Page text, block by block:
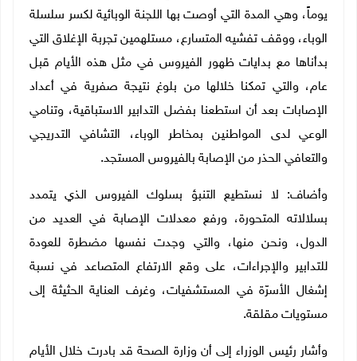
يوماً، وهي المدة التي أوصت بها اللجنة الوبائية لكسر سلسلة
الوباء، ووقف تفشيه المتسارع، مستلهمين تجربة الإغلاق التي
بدأناها مع بدايات ظهور الفيروس في مثل هذه الأيام قبل
عام، والتي تمكنا خلالها من بلوغ نتيجة صفرية في أعداد
الإصابات بعد أن استطعنا بفضل التدابير الاستباقية، وتنامي
الوعي لدى المواطنين بمخاطر الوباء، التشافي التدريجي
والتعافي الحذر من الإصابة بالفيروس المستجد.
وأضاف: لا نستطيع التنبؤ بسلوك الفيروس الذي يتمدد
بسلالاته المتحورة، ورفع معدلات الإصابة في العديد من
الدول، ونحن منها، والتي وجدت نفسها مضطرة للعودة
للتدابير والإجراءات، على وقع الارتفاع المتصاعد في نسبة
إشغال الأسرّة في المستشفيات، وغرف العناية الحثيثة إلى
مستويات مقلقة.
وأشار رئيس الوزراء إلى أن وزارة الصحة قد بادرت خلال الأيام